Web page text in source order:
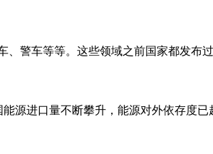
警车等等。这些领域之前国家都发布
源进口量不断攀升，能源对外依存度